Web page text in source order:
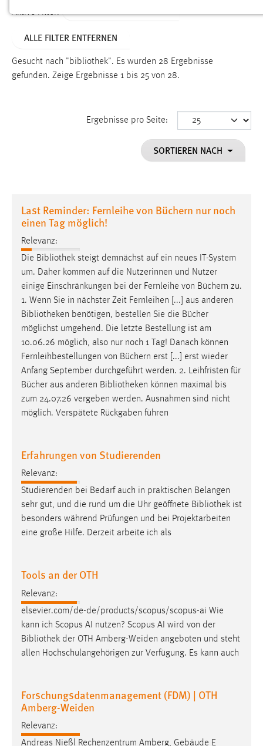
Aktive Filter:
ALLE FILTER ENTFERNEN
Gesucht nach "bibliothek". Es wurden 28 Ergebnisse
gefunden. Zeige Ergebnisse 1 bis 25 von 28.
Ergebnisse pro Seite:
SORTIEREN NACH
Last Reminder: Fernleihe von Büchern nur noch
einen Tag möglich!
Relevanz:
Die Bibliothek steigt demnächst auf ein neues IT-System
um. Daher kommen auf die Nutzerinnen und Nutzer
einige Einschränkungen bei der Fernleihe von Büchern zu.
1. Wenn Sie in nächster Zeit Fernleihen [...] aus anderen
Bibliotheken benötigen, bestellen Sie die Bücher
möglichst umgehend. Die letzte Bestellung ist am
10.06.26 möglich, also nur noch 1 Tag! Danach können
Fernleihbestellungen von Büchern erst [...] erst wieder
Anfang September durchgeführt werden. 2. Leihfristen für
Bücher aus anderen Bibliotheken können maximal bis
zum 24.07.26 vergeben werden. Ausnahmen sind nicht
möglich. Verspätete Rückgaben führen
Erfahrungen von Studierenden
Relevanz:
Studierenden bei Bedarf auch in praktischen Belangen
sehr gut, und die rund um die Uhr geöffnete Bibliothek ist
besonders während Prüfungen und bei Projektarbeiten
eine große Hilfe. Derzeit arbeite ich als
Tools an der OTH
Relevanz:
elsevier.com/de-de/products/scopus/scopus-ai Wie
kann ich Scopus AI nutzen? Scopus AI wird von der
Bibliothek der OTH Amberg-Weiden angeboten und steht
allen Hochschulangehörigen zur Verfügung. Es kann auch
Forschungsdatenmanagement (FDM) | OTH
Amberg-Weiden
Relevanz:
Andreas Nießl Rechenzentrum Amberg, Gebäude E
Funktionen und sind für die einwandfreie Funktion der
Einverständnis
cookie_consent
Dieser Cookie speichert die ausgewählten Einverständnis-
Performance
Name:
staticfilecache
Zweck:
Für performante Seitenauslieferung wird in diesem Cookie
gespeichert, ob man eingeloggt ist.
Sprachpräferenz
Name:
site-language-preference
Zweck:
Das Cookie speichert die gewählte Sprache der Website.
30 Tage
Chat
Name:
MibewSessionID, MIBEW_UserID, mibew_locale, mibew-
chat-frame-style-5e9dbeb1811c0446
Wird benötigt um die Chatfunktion nutzen zu können.
Cookie Laufzeit:
MibewSessionID, mibew-chat-frame-style-
Jahre, MIBEW_UserID = 1 Jahr
Name:
fe_user, be_user, be_lastLoginProvider
Zweck:
Dieser Cookie ist notwendig um sich an der Website